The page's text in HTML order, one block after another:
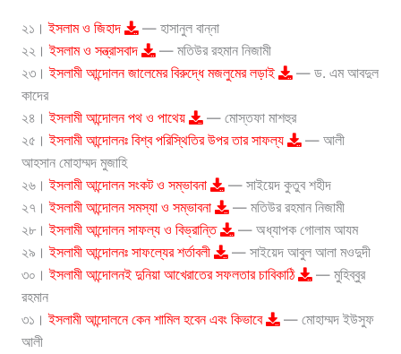
২১।ইসলাম ও জিহাদ
— হাসানুল বান্না
২২।ইসলাম ও সন্ত্রাসবাদ
— মতিউর রহমান নিজামী
২৩।ইসলামী আন্দোলন জালেমের বিরুদ্ধে মজলুমের লড়াই
— ড. এম আবদুল
কাদের
২৪।ইসলামী আন্দোলন পথ ও পাথেয়
— মোস্তফা মাশহুর
২৫।ইসলামী আন্দোলনঃ বিশ্ব পরিস্থিতির উপর তার সাফল্য
— আলী
আহসান মোহাম্মদ মুজাহি
২৬।ইসলামী আন্দোলন সংকট ও সম্ভাবনা
— সাইয়েদ কুতুব শহীদ
২৭।ইসলামী আন্দোলন সমস্যা ও সম্ভাবনা
— মতিউর রহমান নিজামী
২৮।ইসলামী আন্দোলন সাফল্য ও বিভ্রান্তি
— অধ্যাপক গোলাম আযম
২৯।ইসলামী আন্দোলনঃ সাফল্যের শর্তাবলী
— সাইয়েদ আবুল আলা মওদুদী
৩০।ইসলামী আন্দোলনই দুনিয়া আখেরাতের সফলতার চাবিকাঠি
— মুহিব্বুর
রহমান
৩১।ইসলামী আন্দোলনে কেন শামিল হবেন এবং কিভাবে
— মোহাম্মদ ইউসুফ
আলী